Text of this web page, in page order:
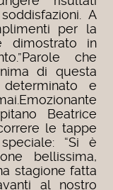
A
per la
dimostrato in
Parole che
di questa
e
Emozionante
Beatrice
le tappe
“Si è
bellissima,
stagione fatta
al nostro